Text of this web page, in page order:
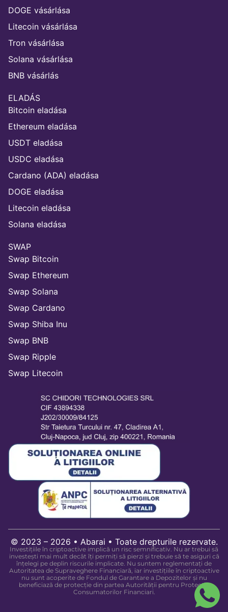
DOGE vásárlása
Litecoin vásárlása
Tron vásárlása
Solana vásárlása
BNB vásárlás
ELADÁS
Bitcoin eladása
Ethereum eladása
USDT eladása
USDC eladása
Cardano (ADA) eladása
DOGE eladása
Litecoin eladása
Solana eladása
SWAP
Swap Bitcoin
Swap Ethereum
Swap Solana
Swap Cardano
Swap Shiba Inu
Swap BNB
Swap Ripple
Swap Litecoin
© 2023 – 2026 • Abarai • Toate drepturile rezervate.
Investițiile în criptoactive implică un risc semnificativ. Nu ar trebui să
investești mai mult decât îți permiți să pierzi și trebuie să te asiguri că
înțelegi pe deplin riscurile implicate. Nu suntem reglementați de
Autoritatea de Supraveghere Financiară, iar investițiile în criptoactive
nu sunt acoperite de Fondul de Garantare a Depozitelor și nu
beneficiază de protecție din partea Autorității pentru Protecția
Consumatorilor Financiari.